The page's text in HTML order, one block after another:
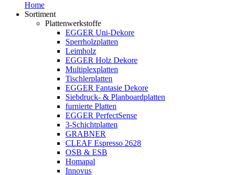
Home
Sortiment
Plattenwerkstoffe
EGGER Uni-Dekore
Sperrholzplatten
Leimholz
EGGER Holz Dekore
Multiplexplatten
Tischlerplatten
EGGER Fantasie Dekore
Siebdruck- & Planboardplatten
furnierte Platten
EGGER PerfectSense
3-Schichtplatten
GRABNER
CLEAF Espresso 2628
OSB & ESB
Homapal
Innovus